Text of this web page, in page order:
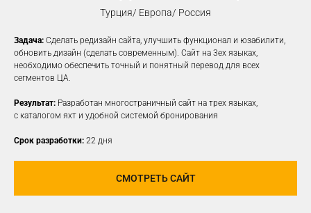
Турция/ Европа/ Россия
Задача: Сделать редизайн сайта, улучшить функционал и юзабилити,
обновить дизайн (сделать современным). Сайт на 3ех языках,
необходимо обеспечить точный и понятный перевод для всех
сегментов ЦА.
Результат: Разработан многостраничный сайт на трех языках,
с каталогом яхт и удобной системой бронирования
Срок разработки: 22 дня
СМОТРЕТЬ САЙТ
КОНТЕКСТНАЯ
РЕКЛАМА
Создаем рекламные объявления
на различных платформах для привлечения
новой заинтересованной ЦА